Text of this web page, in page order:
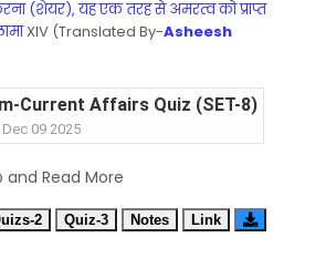
(शेयर), यह एक तरह से अमरत्व को प्राप्त
XIV (Translated By-Asheesh
Current Affairs Quiz (SET-8) in
Dec 09 2025
Dec 08 2025
Current Affairs Quiz (SET-6) in
Dec 07 2025
and Read More
2 Quiz-3 Notes Link